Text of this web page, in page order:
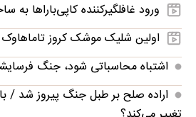
ورود غافلگیرکننده کاپی‌باراها
اولین شلیک موشک کروز تاماهاوک
اشتباه محاسباتی شود، جنگ
اراده صلح بر طبل جنگ پیروز شد /